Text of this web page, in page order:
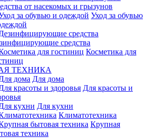
от насекомых и грызунов
Уход за обувью
средства
Косметика для
ТЕХНИКА
Для дома
Для красоты и
Для кухни
Климатотехника
Крупная
техника